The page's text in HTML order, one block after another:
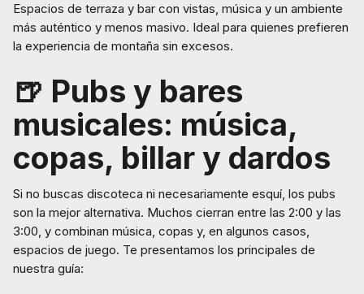
Espacios de terraza y bar con vistas, música y un ambiente
más auténtico y menos masivo. Ideal para quienes prefieren
la experiencia de montaña sin excesos.
🍺 Pubs y bares
musicales: música,
copas, billar y dardos
Si no buscas discoteca ni necesariamente esquí, los pubs
son la mejor alternativa. Muchos cierran entre las 2:00 y las
3:00, y combinan música, copas y, en algunos casos,
espacios de juego. Te presentamos los principales de
nuestra guía: